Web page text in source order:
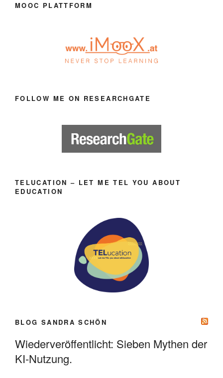
MOOC PLATTFORM
FOLLOW ME ON RESEARCHGATE
TELUCATION – LET ME TEL YOU ABOUT
EDUCATION
BLOG SANDRA SCHÖN
Wiederveröffentlicht: Sieben Mythen der
KI-Nutzung.